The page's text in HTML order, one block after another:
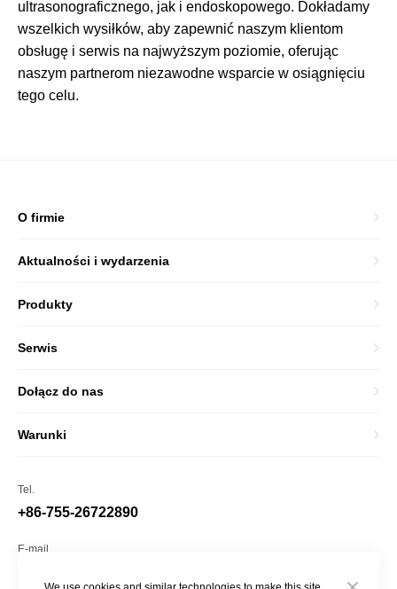
ultrasonograficznego, jak i endoskopowego. Dokładamy
wszelkich wysiłków, aby zapewnić naszym klientom
obsługę i serwis na najwyższym poziomie, oferując
naszym partnerom niezawodne wsparcie w osiągnięciu
tego celu.
O firmie
Aktualności i wydarzenia
Produkty
Serwis
Dołącz do nas
Warunki
Tel.
+86-755-26722890
E-mail